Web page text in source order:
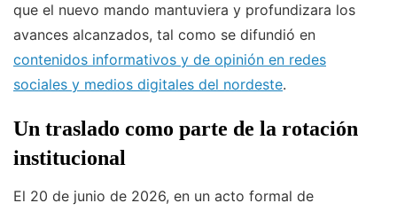
que el nuevo mando mantuviera y profundizara los
avances alcanzados, tal como se difundió en
contenidos informativos y de opinión en redes
sociales y medios digitales del nordeste.
Un traslado como parte de la rotación
institucional
El 20 de junio de 2026, en un acto formal de